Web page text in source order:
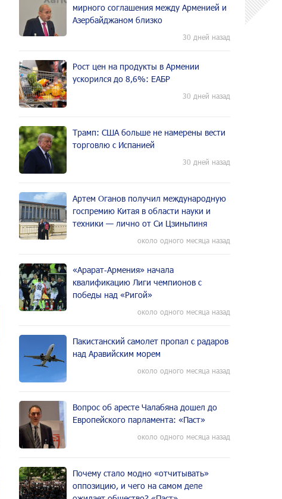
мирного соглашения между Арменией и
Азербайджаном близко
30 дней назад
Рост цен на продукты в Армении
ускорился до 8,6%: ЕАБР
30 дней назад
Трамп: США больше не намерены вести
торговлю с Испанией
30 дней назад
Артем Оганов получил международную
госпремию Китая в области науки и
техники — лично от Си Цзиньпиня
около одного месяца назад
«Арарат‑Армения» начала
квалификацию Лиги чемпионов с
победы над «Ригой»
около одного месяца назад
Пакистанский самолет пропал с радаров
над Аравийским морем
около одного месяца назад
Вопрос об аресте Чалабяна дошел до
Европейского парламента: «Паст»
около одного месяца назад
Почему стало модно «отчитывать»
оппозицию, и чего на самом деле